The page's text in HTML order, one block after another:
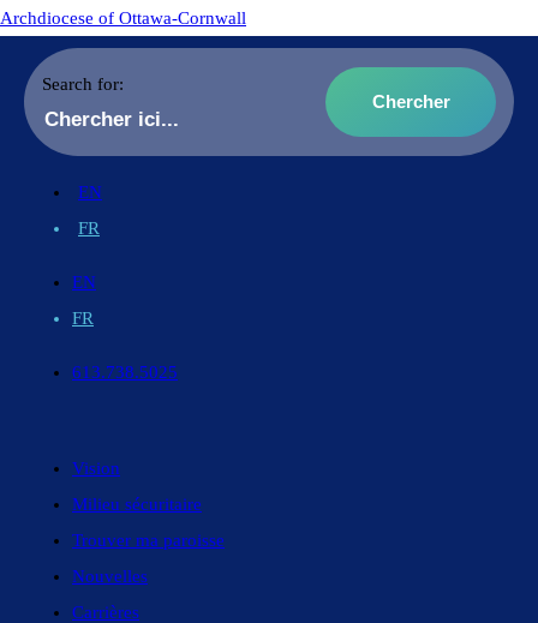
Archdiocese of Ottawa-Cornwall
Search for:
EN
FR
EN
FR
613.738.5025
Vision
Milieu sécuritaire
Trouver ma paroisse
Nouvelles
Carrières